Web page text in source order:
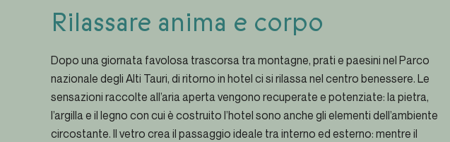
Rilassare anima e corpo
Dopo una giornata favolosa trascorsa tra montagne, prati e paesini nel Parco
nazionale degli Alti Tauri, di ritorno in hotel ci si rilassa nel centro benessere. Le
sensazioni raccolte all’aria aperta vengono recuperate e potenziate: la pietra,
l’argilla e il legno con cui è costruito l’hotel sono anche gli elementi dell’ambiente
circostante. Il vetro crea il passaggio ideale tra interno ed esterno: mentre il